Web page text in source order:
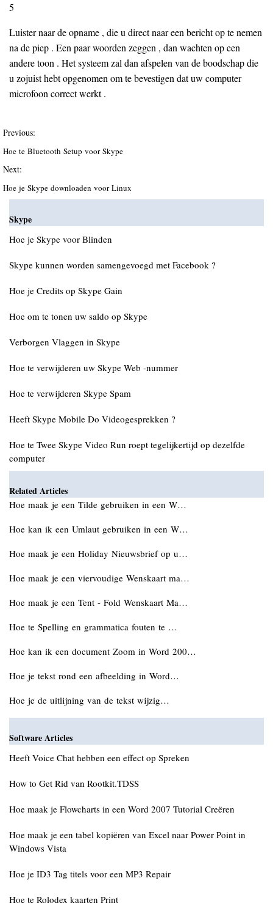
5
Luister naar de opname , die u direct naar een bericht op te nemen
na de piep . Een paar woorden zeggen , dan wachten op een
andere toon . Het systeem zal dan afspelen van de boodschap die
u zojuist hebt opgenomen om te bevestigen dat uw computer
microfoon correct werkt .
Previous:
Hoe te Bluetooth Setup voor Skype
Next:
Hoe je Skype downloaden voor Linux
Skype
Hoe je Skype voor Blinden
Skype kunnen worden samengevoegd met Facebook ?
Hoe je Credits op Skype Gain
Hoe om te tonen uw saldo op Skype
Verborgen Vlaggen in Skype
Hoe te verwijderen uw Skype Web -nummer
Hoe te verwijderen Skype Spam
Heeft Skype Mobile Do Videogesprekken ?
Hoe te Twee Skype Video Run roept tegelijkertijd op dezelfde
computer
Related Articles
Hoe maak je een Tilde gebruiken in een W…
Hoe kan ik een Umlaut gebruiken in een W…
Hoe maak je een Holiday Nieuwsbrief op u…
Hoe maak je een viervoudige Wenskaart ma…
Hoe maak je een Tent - Fold Wenskaart Ma…
Hoe te Spelling en grammatica fouten te …
Hoe kan ik een document Zoom in Word 200…
Hoe je tekst rond een afbeelding in Word…
Hoe je de uitlijning van de tekst wijzig…
Software Articles
Heeft Voice Chat hebben een effect op Spreken
How to Get Rid van Rootkit.TDSS
Hoe maak je Flowcharts in een Word 2007 Tutorial Creëren
Hoe maak je een tabel kopiëren van Excel naar Power Point in
Windows Vista
Hoe je ID3 Tag titels voor een MP3 Repair
Hoe te Rolodex kaarten Print